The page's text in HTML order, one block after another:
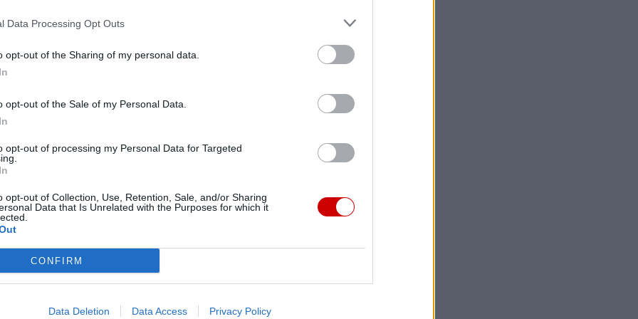
Data Processing Opt Outs
opt-out of the Sharing of my personal data.
opt-out of the Sale of my Personal Data.
opt-out of processing my Personal Data for Targeted
opt-out of Collection, Use, Retention, Sale, and/or Sharing
Data that Is Unrelated with the Purposes for which it
CONFIRM
Data Deletion Data Access Privacy Policy
jest najstarszym istniejącym do dziś klasztorem
roku, gdy katolicyzm był tam zakazany. Grupa
Jezusa (Congregation of Jesus), którego
(1585-1645), otworzyła ten tajny klasztor,
grudnia 2009 roku
tu dla Ciebie!
z życia Kościoła w Polsce i na świecie.